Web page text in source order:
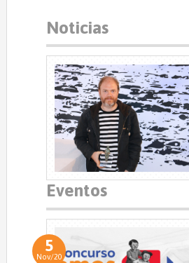
Noticias
Eventos
5
Nov/20